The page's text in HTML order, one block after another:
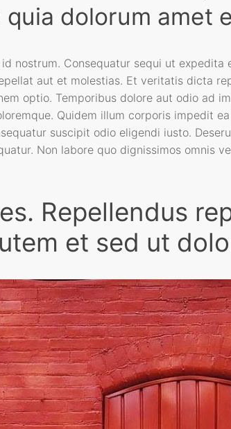
dolorum amet
nostrum. Consequatur sequi ut
aut et molestias. Et veritatis dicta
optio. Temporibus dolore aut odio ad
Quidem illum corporis impedit
suscipit odio eligendi iusto.
Non labore quo dignissimos omnis
Repellendus
et sed ut